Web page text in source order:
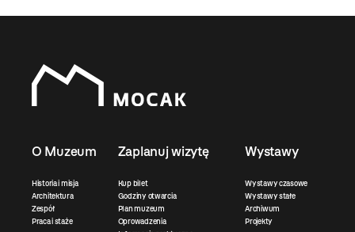
O Muzeum
Historia i misja
Architektura
Zespół
Praca i staże
Zaplanuj wizytę
Kup bilet
Godziny otwarcia
Plan muzeum
Oprowadzenia
Wystawy
Wystawy czasowe
Wystawy stałe
Archiwum
Projekty